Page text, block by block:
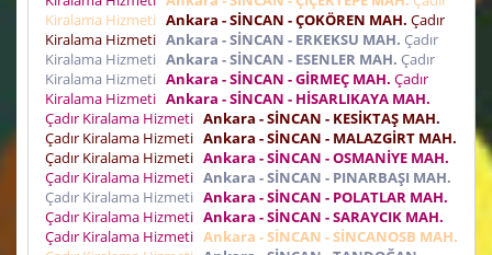
Kiralama Hizmeti Ankara - SİNCAN - ÇOKÖREN MAH. Çadır
Kiralama Hizmeti Ankara - SİNCAN - ERKEKSU MAH. Çadır
Kiralama Hizmeti Ankara - SİNCAN - ESENLER MAH. Çadır
Kiralama Hizmeti Ankara - SİNCAN - GİRMEÇ MAH. Çadır
Kiralama Hizmeti Ankara - SİNCAN - HİSARLIKAYA MAH.
Çadır Kiralama Hizmeti Ankara - SİNCAN - KESİKTAŞ MAH.
Çadır Kiralama Hizmeti Ankara - SİNCAN - MALAZGİRT MAH.
Çadır Kiralama Hizmeti Ankara - SİNCAN - OSMANİYE MAH.
Çadır Kiralama Hizmeti Ankara - SİNCAN - PINARBAŞI MAH.
Çadır Kiralama Hizmeti Ankara - SİNCAN - POLATLAR MAH.
Çadır Kiralama Hizmeti Ankara - SİNCAN - SARAYCIK MAH.
Çadır Kiralama Hizmeti Ankara - SİNCAN - SİNCANOSB MAH.